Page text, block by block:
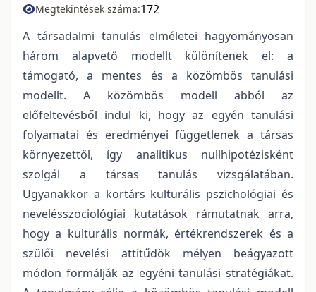
Megtekintések száma:172
A társadalmi tanulás elméletei hagyományosan
három alapvető modellt különítenek el: a
támogató, a mentes és a közömbös tanulási
modellt. A közömbös modell abból az
előfeltevésből indul ki, hogy az egyén tanulási
folyamatai és eredményei függetlenek a társas
környezettől, így analitikus nullhipotézisként
szolgál a társas tanulás vizsgálatában.
Ugyanakkor a kortárs kulturális pszichológiai és
nevelésszociológiai kutatások rámutatnak arra,
hogy a kulturális normák, értékrendszerek és a
szülői nevelési attitűdök mélyen beágyazott
módon formálják az egyéni tanulási stratégiákat.